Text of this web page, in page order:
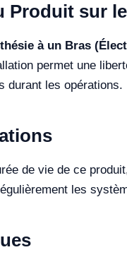
Produit sur
à un Bras
permet une
durant les opérations.
de vie de ce
les